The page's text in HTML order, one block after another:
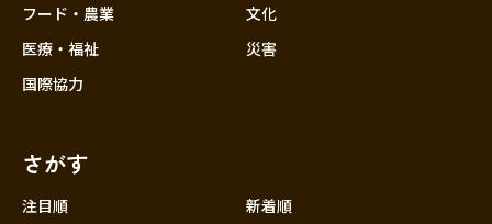
フード・農業
医療・福祉
国際協力
文化
災害
さがす
注目順
新着順